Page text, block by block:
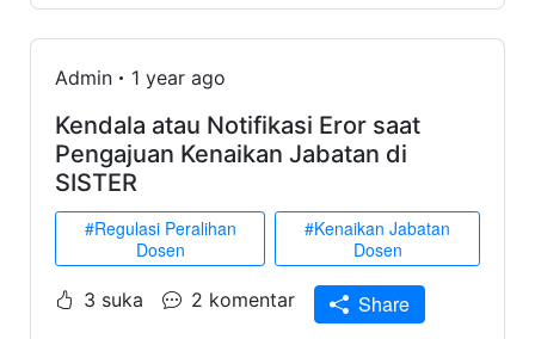
Admin 1 year ago
Kendala atau Notifikasi Eror saat
Pengajuan Kenaikan Jabatan di
SISTER
#Regulasi Peralihan
Dosen
#Kenaikan Jabatan
Dosen
3 suka 2 komentar Share